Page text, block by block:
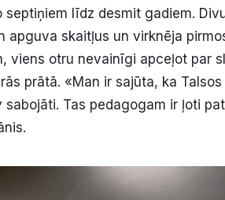
līdz desmit gadiem.
apguva skaitļus un virknēja
viens otru nevainīgi apceļot par
prātā. «Man ir sajūta, ka
Tas pedagogam ir ļoti